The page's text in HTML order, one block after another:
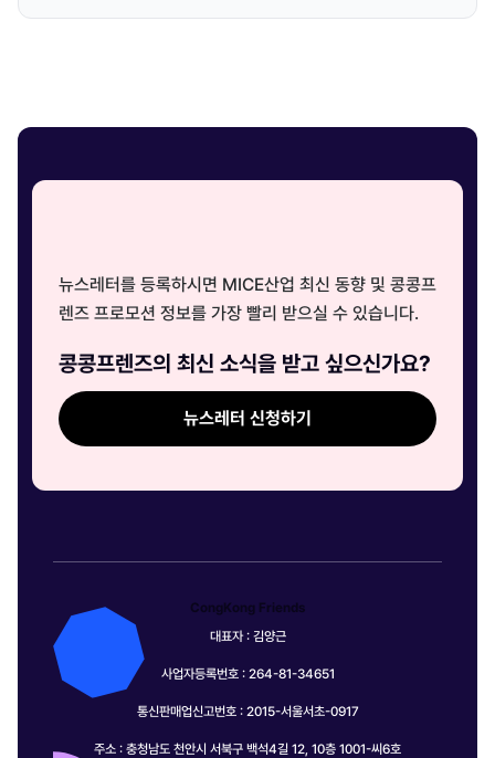
뉴스레터를 등록하시면 MICE산업 최신 동향 및 콩콩프
렌즈 프로모션 정보를 가장 빨리 받으실 수 있습니다.
콩콩프렌즈의 최신 소식을 받고 싶으신가요?
뉴스레터 신청하기
CongKong Friends
대표자 : 김양근
사업자등록번호 : 264-81-34651
통신판매업신고번호 : 2015-서울서초-0917
주소 : 충청남도 천안시 서북구 백석4길 12, 10층 1001-씨6호